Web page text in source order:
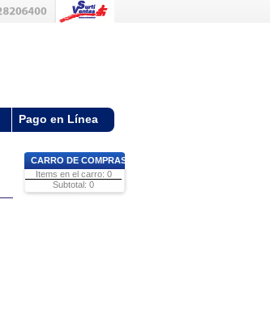
Pago en Línea
CARRO DE COMPRAS
Items en el carro: 0
Subtotal: 0